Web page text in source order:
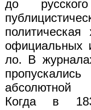
до
официальных
ло. В
абсолютной
Когда в